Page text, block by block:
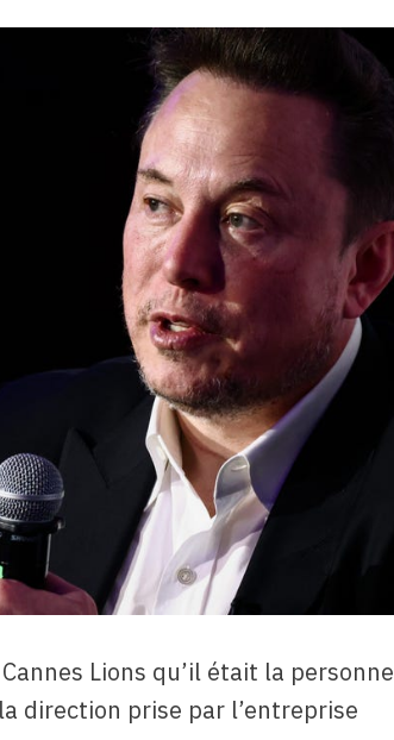
Lions qu’il était la personne
direction prise par l’entreprise